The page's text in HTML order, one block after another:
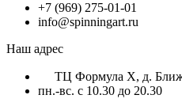
+7 (969) 275-01-01
info@spinningart.ru
Наш адрес
ТЦ Формула X, д.
пн.-вс. с 10.30 до 20.30